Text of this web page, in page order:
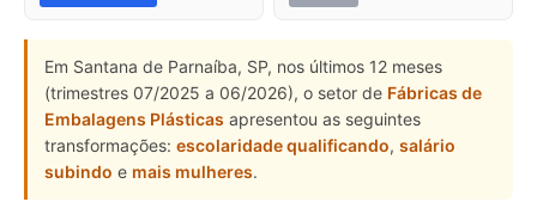
Em Santana de Parnaíba, SP, nos últimos 12 meses
(trimestres 07/2025 a 06/2026), o setor de Fábricas de
Embalagens Plásticas apresentou as seguintes
transformações: escolaridade qualificando, salário
subindo e mais mulheres.